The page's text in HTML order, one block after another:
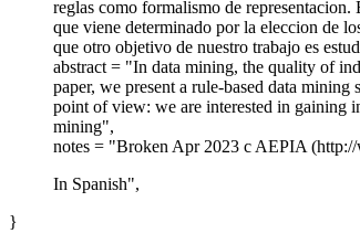
reglas como formalismo de
que viene determinado por la eleccion de
que otro objetivo de nuestro trabajo es
abstract = "In data mining, the quality of
paper, we present a rule-based data
point of view: we are interested in gaining
mining",
notes = "Broken Apr 2023 c AEPIA
In Spanish",
}